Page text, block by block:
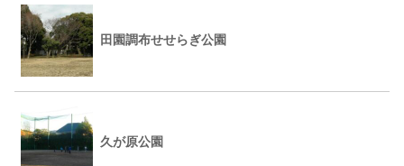
田園調布せせらぎ公園
久が原公園